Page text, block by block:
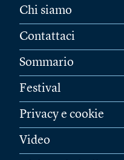
Chi siamo
Contattaci
Sommario
Festival
Privacy e cookie
Video